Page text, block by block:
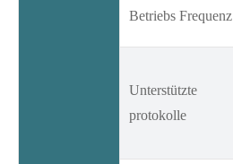
Betriebs Frequenz
Unterstützte
protokolle